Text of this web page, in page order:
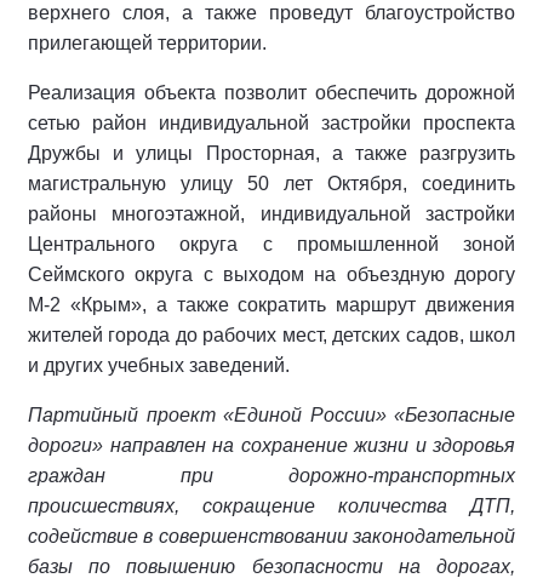
верхнего слоя, а также проведут благоустройство
прилегающей территории.
Реализация объекта позволит обеспечить дорожной
сетью район индивидуальной застройки проспекта
Дружбы и улицы Просторная, а также разгрузить
магистральную улицу 50 лет Октября, соединить
районы многоэтажной, индивидуальной застройки
Центрального округа с промышленной зоной
Сеймского округа с выходом на объездную дорогу
М-2 «Крым», а также сократить маршрут движения
жителей города до рабочих мест, детских садов, школ
и других учебных заведений.
Партийный проект «Единой России» «Безопасные
дороги» направлен на сохранение жизни и здоровья
граждан при дорожно-транспортных
происшествиях, сокращение количества ДТП,
содействие в совершенствовании законодательной
базы по повышению безопасности на дорогах,